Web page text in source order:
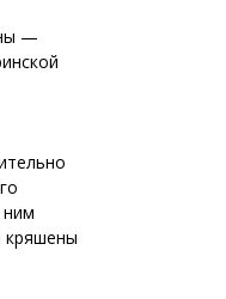
—
ним
кряшены